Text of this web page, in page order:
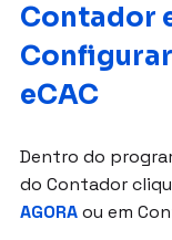
Contador
eCAC
Dentro do
do Contador
AGORA ou em